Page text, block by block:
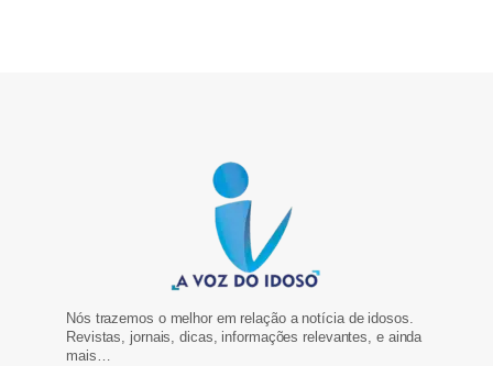
Nós trazemos o melhor em relação a notícia de idosos.
Revistas, jornais, dicas, informações relevantes, e ainda
mais…